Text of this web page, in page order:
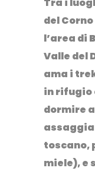
Tra i
del
l’area di
Valle del
ama i
in rifugio
dormire
toscano,
miele), e